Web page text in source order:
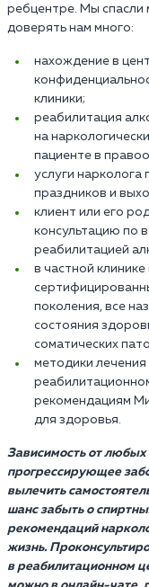
ребцентре. Мы спасли
доверять нам много:
нахождение в
клиники;
реабилитация
на
пациенте в
услуги нарколога
праздников и
клиент или его
консультацию по
реабилитацией
в частной
поколения, все
состояния
соматических
методики
рекомендациям
для здоровья.
Зависимость от любых
прогрессирующее
вылечить
шанс забыть о
рекомендаций
жизнь.
в реабилитационном